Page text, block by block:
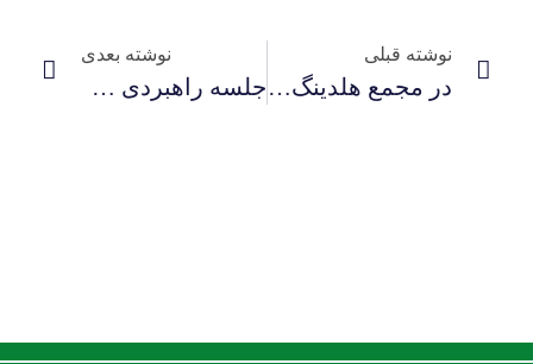
نوشته قبلی
در مجمع هلدینگ PIIC مطرح شد؛ رشد پایدار و ترسیم افق‌های جدید در وپترو
نوشته بعدی
جلسه راهبردی واحد بازرگانی با حضور سرپرست شرکت صنایع لاستیکی سهند